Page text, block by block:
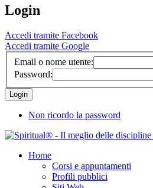
Login
Accedi tramite Facebook
Accedi tramite Google
Email o nome utente:
Password:
Non ricordo la password
Home
Corsi e appuntamenti
Profili pubblici